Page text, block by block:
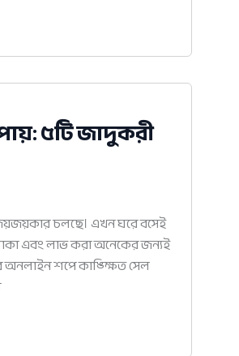
৫টি জাদুকরী
চলছে। এখন ঘরে বসেই
এবং লাভ করা অনেকের জন্যই
অনলাইন শপে কাঙ্ক্ষিত সেল